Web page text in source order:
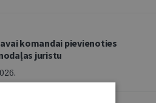
komandai pievienoties
juristu